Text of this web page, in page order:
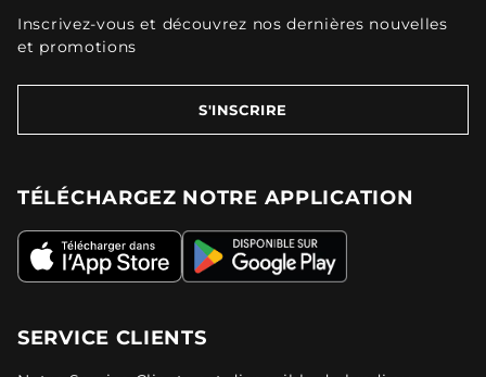
Inscrivez-vous et découvrez nos dernières nouvelles
et promotions
S'INSCRIRE
TÉLÉCHARGEZ NOTRE APPLICATION
SERVICE CLIENTS